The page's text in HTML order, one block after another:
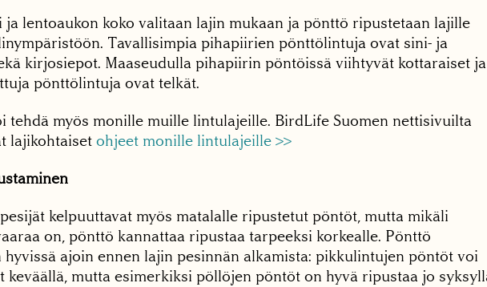
ja lentoaukon koko valitaan lajin mukaan ja pönttö ripustetaan lajille
Tavallisimpia pihapiirien pönttölintuja ovat sini- ja
kirjosiepot. Maaseudulla pihapiirin pöntöissä viihtyvät kottaraiset ja
pönttölintuja ovat telkät.
tehdä myös monille muille lintulajeille. BirdLife Suomen nettisivuilta
lajikohtaiset ohjeet monille lintulajeille >>
kelpuuttavat myös matalalle ripustetut pöntöt, mutta mikäli
on, pönttö kannattaa ripustaa tarpeeksi korkealle. Pönttö
hyvissä ajoin ennen lajin pesinnän alkamista: pikkulintujen pöntöt voi
keväällä, mutta esimerkiksi pöllöjen pöntöt on hyvä ripustaa jo